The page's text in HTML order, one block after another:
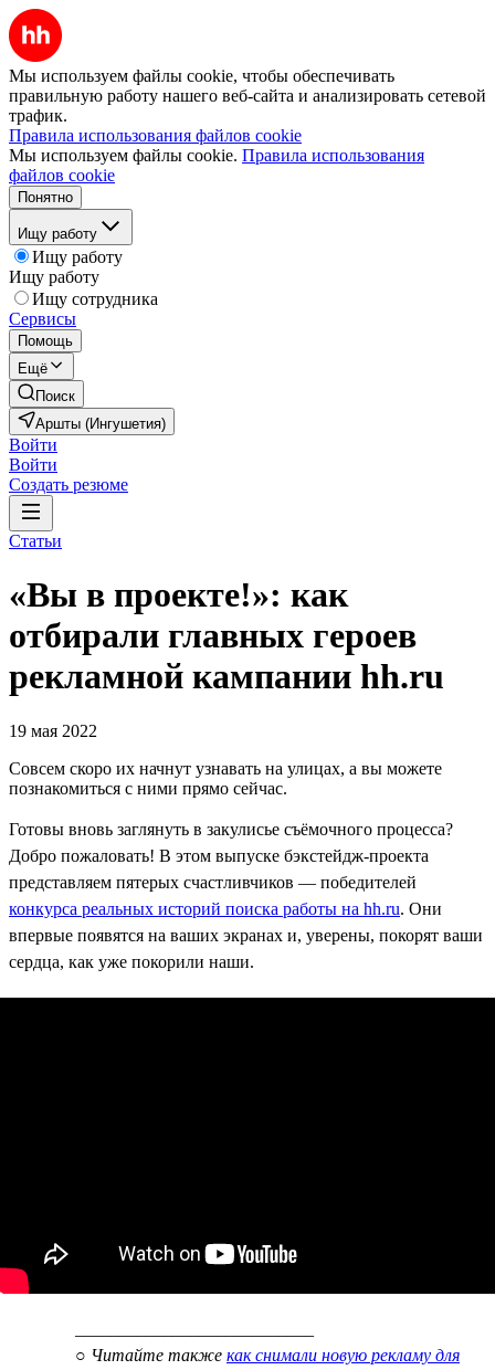
Мы используем файлы cookie, чтобы обеспечивать
правильную работу нашего веб-сайта и анализировать сетевой
трафик.
Правила использования файлов cookie
Мы используем файлы cookie. Правила использования
файлов cookie
Понятно
Ищу работу
Ищу работу
Ищу работу
Ищу сотрудника
Сервисы
Помощь
Ещё
Поиск
Аршты (Ингушетия)
Войти
Войти
Создать резюме
Статьи
«Вы в проекте!»: как
отбирали главных героев
рекламной кампании hh.ru
19 мая 2022
Совсем скоро их начнут узнавать на улицах, а вы можете
познакомиться с ними прямо сейчас.
Готовы вновь заглянуть в закулисье съёмочного процесса?
Добро пожаловать! В этом выпуске бэкстейдж-проекта
представляем пятерых счастливчиков — победителей
конкурса реальных историй поиска работы на hh.ru. Они
впервые появятся на ваших экранах и, уверены, покорят ваши
сердца, как уже покорили наши.
○ Читайте также как снимали новую рекламу для